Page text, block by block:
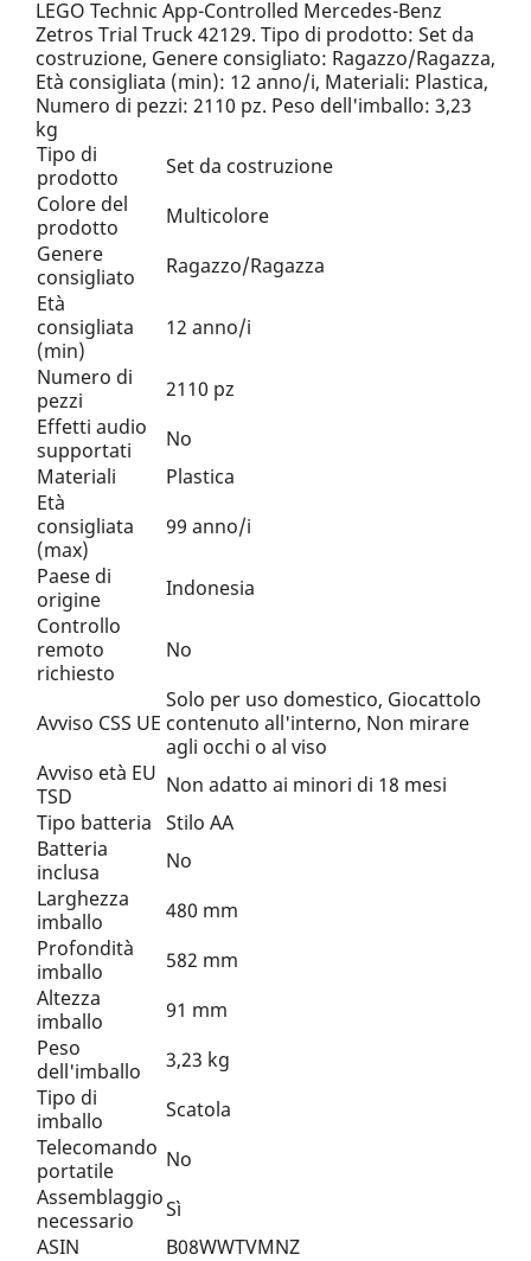
LEGO Technic App-Controlled Mercedes-Benz
Zetros Trial Truck 42129. Tipo di prodotto: Set da
costruzione, Genere consigliato: Ragazzo/Ragazza,
Età consigliata (min): 12 anno/i, Materiali: Plastica,
Numero di pezzi: 2110 pz. Peso dell'imballo: 3,23
kg
Tipo di
prodotto
Set da costruzione
Colore del
prodotto
Multicolore
Genere
consigliato
Ragazzo/Ragazza
Età
consigliata
(min)
12 anno/i
Numero di
pezzi
2110 pz
Effetti audio
supportati
No
Materiali
Plastica
Età
consigliata
(max)
99 anno/i
Paese di
origine
Indonesia
Controllo
remoto
richiesto
No
Avviso CSS UE
Solo per uso domestico, Giocattolo
contenuto all'interno, Non mirare
agli occhi o al viso
Avviso età EU
TSD
Non adatto ai minori di 18 mesi
Tipo batteria Stilo AA
Batteria
inclusa
No
Larghezza
imballo
480 mm
Profondità
imballo
582 mm
Altezza
imballo
91 mm
Peso
dell'imballo
3,23 kg
Tipo di
imballo
Scatola
Telecomando
portatile
No
Assemblaggio
necessario
Sì
ASIN
B08WWTVMNZ